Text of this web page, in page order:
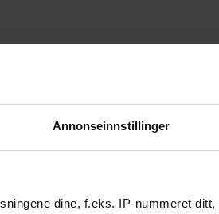
Annonseinnstillinger
dine, f.eks. IP-nummeret